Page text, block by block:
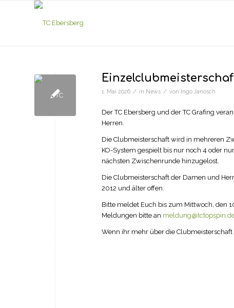
1. Mai 2026 / in News / von Ingo Janosch
Der TC Ebersberg und der TC Grafing
Herren.
Die Clubmeisterschaft wird in mehreren
KO-System gespielt bis nur noch 4 oder
nächsten Zwischenrunde hinzugelost.
Die Clubmeisterschaft der Damen und
2012 und älter offen.
Bitte meldet Euch bis zum Mittwoch, den
Meldungen bitte an
Wenn ihr mehr über die